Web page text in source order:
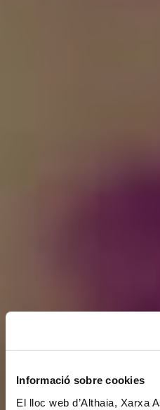
Informació sobre cookies
El lloc web d’Althaia, Xarxa